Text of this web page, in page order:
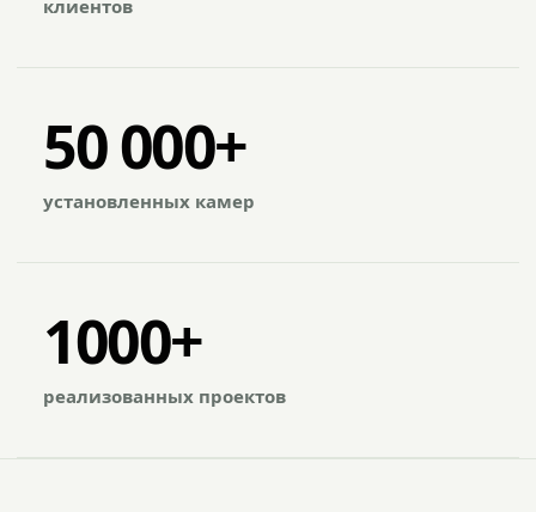
клиентов
50 000+
установленных камер
1000+
реализованных проектов